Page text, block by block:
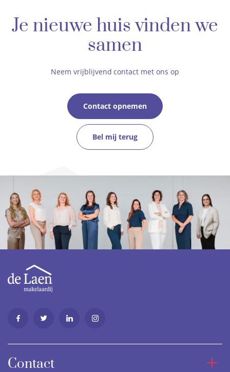
Je nieuwe huis vinden we
samen
Neem vrijblijvend contact met ons op
Contact opnemen
Bel mij terug
Contact